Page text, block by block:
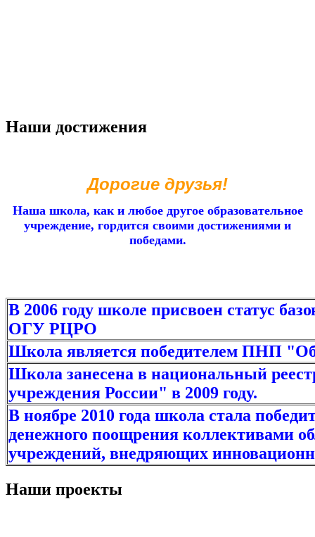
Наши достижения
Дорогие друзья!
Наша школа, как и любое другое образовательное
учреждение, гордится своими достижениями и
победами.
В 2006 году школе присвоен статус
ОГУ РЦРО
Школа является победителем ПНП
Школа занесена в национальный
учреждения России" в 2009 году.
В ноябре 2010 года школа стала
денежного поощрения коллективами
учреждений, внедряющих
Наши проекты